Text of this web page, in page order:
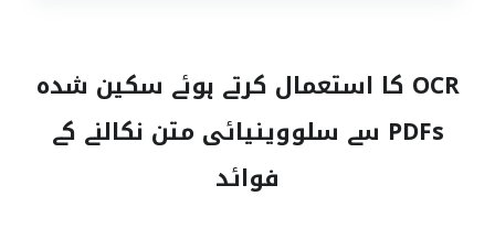
OCR کا استعمال کرتے ہوئے سکین شدہ
PDFs سے سلووینیائی متن نکالنے کے
فوائد